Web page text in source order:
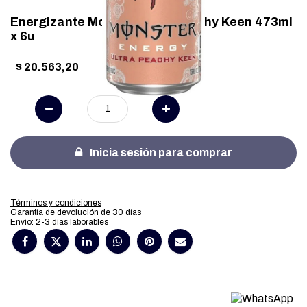
Energizante Monster Ultra Peachy Keen 473ml
x 6u
$ 20.563,20
Inicia sesión para comprar
Términos y condiciones
Garantía de devolución de 30 días
Envío: 2-3 días laborables